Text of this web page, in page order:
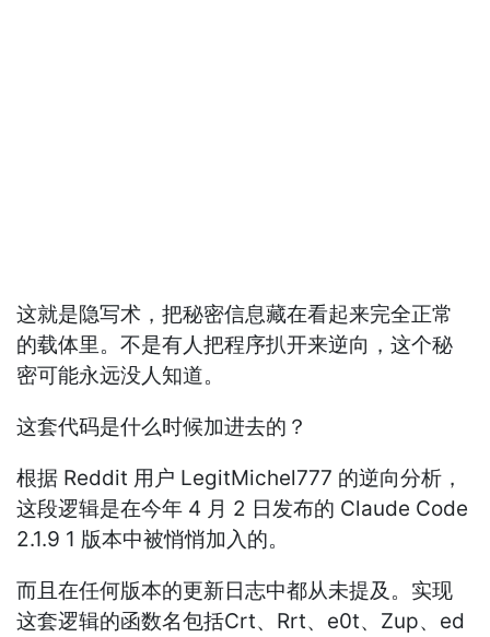
这就是隐写术，把秘密信息藏在看起来完全正常
的载体里。不是有人把程序扒开来逆向，这个秘
密可能永远没人知道。
这套代码是什么时候加进去的？
根据 Reddit 用户 LegitMichel777 的逆向分析，
这段逻辑是在今年 4 月 2 日发布的 Claude Code
2.1.9 1 版本中被悄悄加入的。
而且在任何版本的更新日志中都从未提及。实现
这套逻辑的函数名包括Crt、Rrt、e0t、Zup、ed